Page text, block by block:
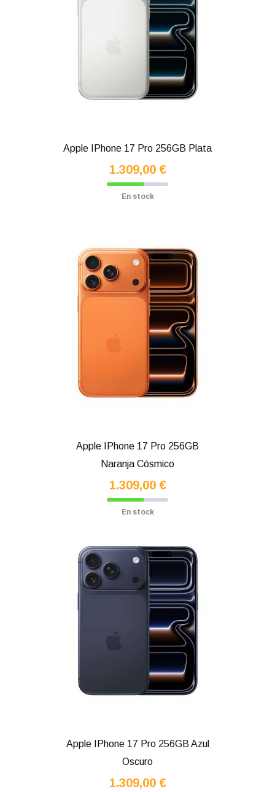
Apple IPhone 17 Pro 256GB Plata
1.309,00 €
En stock
Apple IPhone 17 Pro 256GB
Naranja Cósmico
1.309,00 €
En stock
Apple IPhone 17 Pro 256GB Azul
Oscuro
1.309,00 €